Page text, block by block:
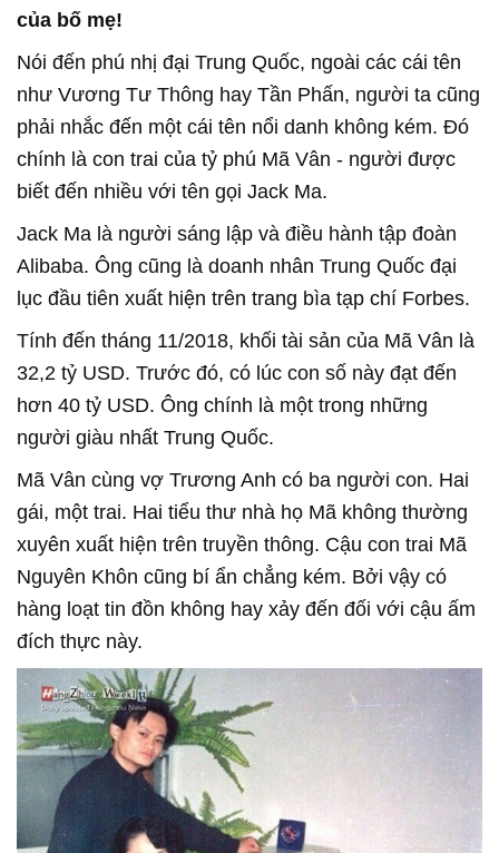
của bố mẹ!
Nói đến phú nhị đại Trung Quốc, ngoài các cái tên
như Vương Tư Thông hay Tần Phấn, người ta cũng
phải nhắc đến một cái tên nổi danh không kém. Đó
chính là con trai của tỷ phú Mã Vân - người được
biết đến nhiều với tên gọi Jack Ma.
Jack Ma là người sáng lập và điều hành tập đoàn
Alibaba. Ông cũng là doanh nhân Trung Quốc đại
lục đầu tiên xuất hiện trên trang bìa tạp chí Forbes.
Tính đến tháng 11/2018, khối tài sản của Mã Vân là
32,2 tỷ USD. Trước đó, có lúc con số này đạt đến
hơn 40 tỷ USD. Ông chính là một trong những
người giàu nhất Trung Quốc.
Mã Vân cùng vợ Trương Anh có ba người con. Hai
gái, một trai. Hai tiểu thư nhà họ Mã không thường
xuyên xuất hiện trên truyền thông. Cậu con trai Mã
Nguyên Khôn cũng bí ẩn chẳng kém. Bởi vậy có
hàng loạt tin đồn không hay xảy đến đối với cậu ấm
đích thực này.